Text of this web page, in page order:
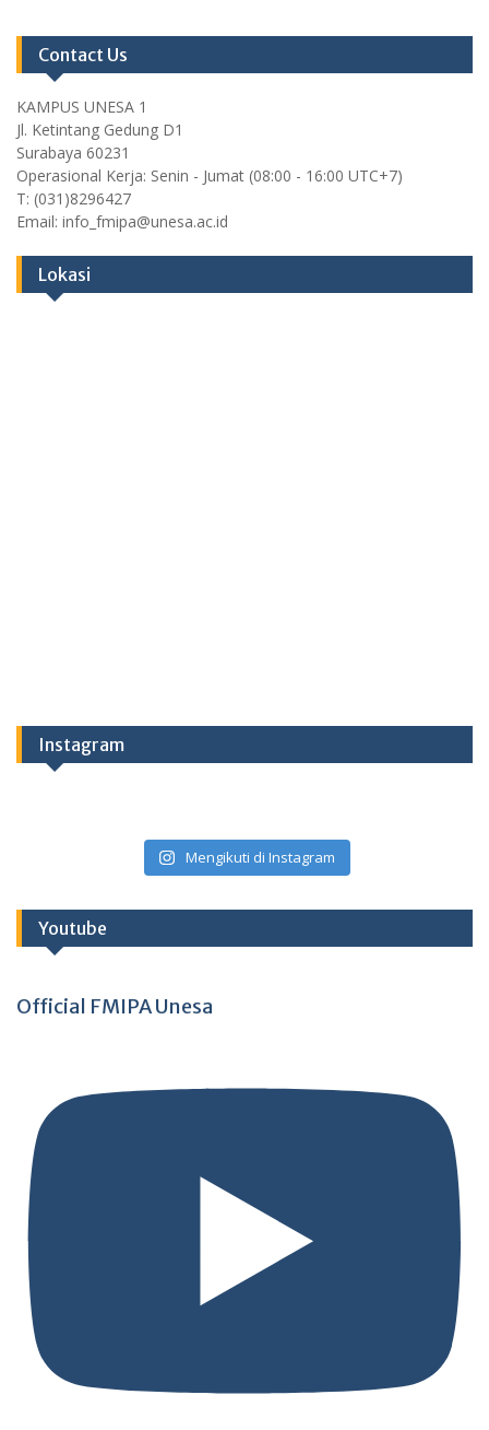
Contact Us
KAMPUS UNESA 1
Jl. Ketintang Gedung D1
Surabaya 60231
Operasional Kerja: Senin - Jumat (08:00 - 16:00 UTC+7)
T: (031)8296427
Email: info_fmipa@unesa.ac.id
Lokasi
Instagram
Mengikuti di Instagram
Youtube
Official FMIPA Unesa